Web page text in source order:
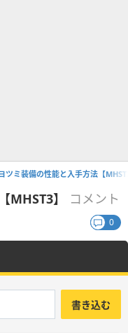
ツミ装備の性能と入手方法【
MHST3】 コメント
0
書き込む